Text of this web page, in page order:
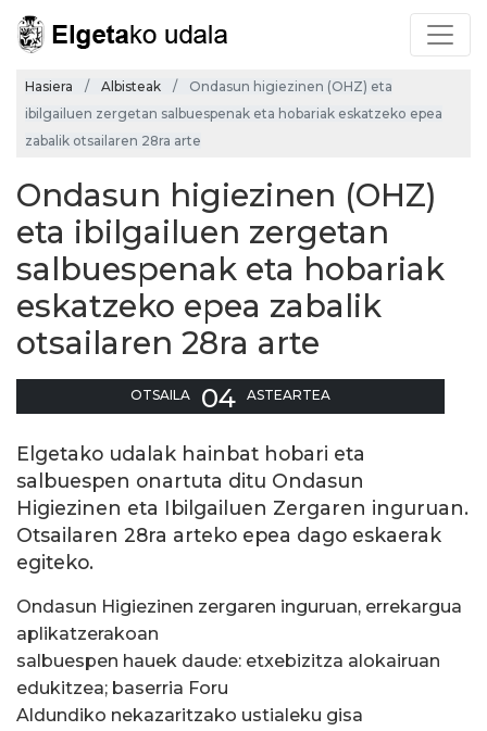
Hasiera Albisteak
Ondasun higiezinen (OHZ) eta
ibilgailuen zergetan salbuespenak eta hobariak eskatzeko epea
zabalik otsailaren 28ra arte
Ondasun higiezinen (OHZ)
eta ibilgailuen zergetan
salbuespenak eta hobariak
eskatzeko epea zabalik
otsailaren 28ra arte
OTSAILA 04 ASTEARTEA
Elgetako udalak hainbat hobari eta
salbuespen onartuta ditu Ondasun
Higiezinen eta Ibilgailuen Zergaren inguruan.
Otsailaren 28ra arteko epea dago eskaerak
egiteko.
Ondasun Higiezinen zergaren inguruan, errekargua
aplikatzerakoan
salbuespen hauek daude: etxebizitza alokairuan
edukitzea; baserria Foru
Aldundiko nekazaritzako ustialeku gisa